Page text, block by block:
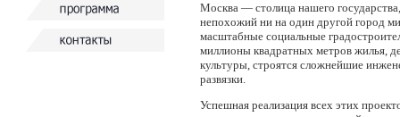
Москва — столица нашего
непохожий ни на один другой город
масштабные социальные
миллионы квадратных метров жилья,
культуры, строятся сложнейшие
развязки.
Успешная реализация всех этих